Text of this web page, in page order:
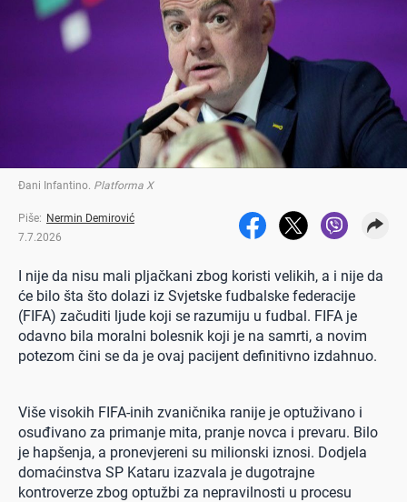
Đani Infantino Platforma X
Piše: Nermin Demirović
7.7.2026
I nije da nisu mali pljačkani zbog koristi velikih, a i nije da
će bilo šta što dolazi iz Svjetske fudbalske federacije
(FIFA) začuditi ljude koji se razumiju u fudbal. FIFA je
odavno bila moralni bolesnik koji je na samrti, a novim
potezom čini se da je ovaj pacijent definitivno izdahnuo.
Više visokih FIFA-inih zvaničnika ranije je optuživano i
osuđivano za primanje mita, pranje novca i prevaru. Bilo
je hapšenja, a pronevjereni su milionski iznosi. Dodjela
domaćinstva SP Kataru izazvala je dugotrajne
kontroverze zbog optužbi za nepravilnosti u procesu